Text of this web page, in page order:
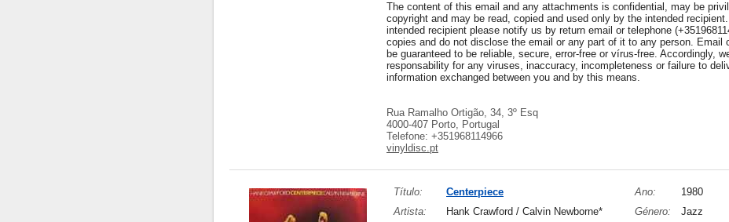
The content of this email and any attachments is confidential, may be
copyright and may be read, copied and used only by the intended
intended recipient please notify us by return email or telephone
copies and do not disclose the email or any part of it to any person. Email
be guaranteed to be reliable, secure, error-free or vírus-free. Accordingly,
responsability for any viruses, inaccuracy, incompleteness or failure to
information exchanged between you and by this means.
Rua Ramalho Ortigão, 34, 3º Esq
4000-407 Porto, Portugal
Telefone: +351968114966
vinyldisc.pt
Título: Centerpiece Ano:
1980
Artista:
Hank Crawford / Calvin Newborne* Género:
Jazz